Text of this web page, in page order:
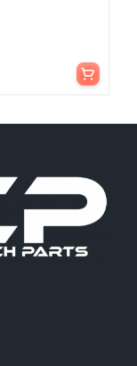
Aggiungi al carrello